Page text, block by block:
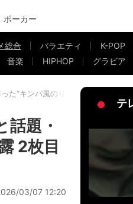
ポーカー
総合 バラエティ K-POP
音楽 HIPHOP グラビア
“キンパ風のり巻き”弁当を披露
題・
2枚目
03/07 12:20
テ